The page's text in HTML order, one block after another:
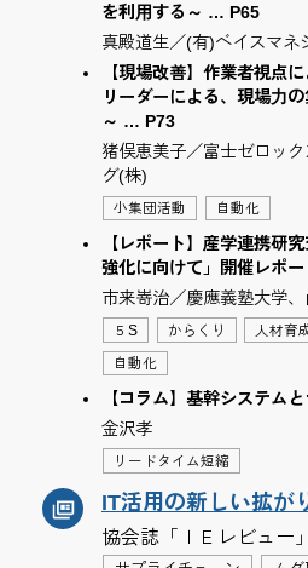
を利⽤する～ … P65
真殿道生／(有)ベイスマネ
【現場改善】作業者視点
リーダーによる、現場⼒
～ … P73
猪俣恵美子／富士ゼロッ
グ(株)
小集団活動 自動化
【レポート】産学連携研
強化に向けて」開催レポ
市来嵜治／慶應義塾大学
５S からくり 人材育
自動化
【コラム】基幹システム
金沢孝
リードタイム短縮
IT活用の新しい拡が
協会誌「ＩＥレビュー」